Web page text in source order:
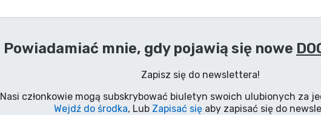
Powiadamiać mnie, gdy pojawią się nowe
Zapisz się do newslettera!
Nasi członkowie mogą subskrybować biuletyn swoich ulubionych za
Wejdź do środka, Lub Zapisać się aby zapisać się do